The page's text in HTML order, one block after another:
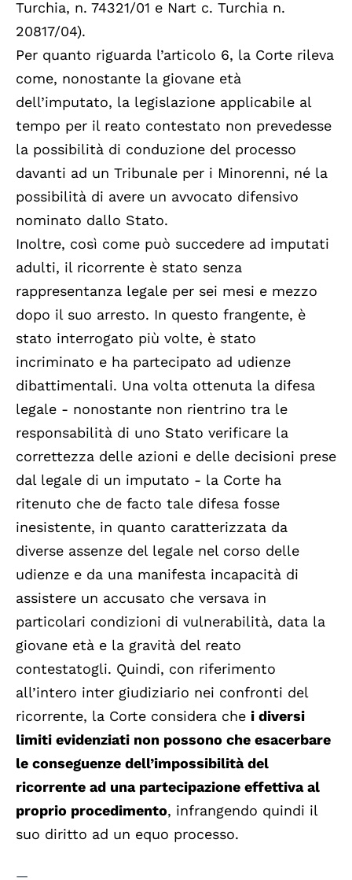
Turchia, n. 74321/01 e Nart c. Turchia n.
20817/04).
Per quanto riguarda l’articolo 6, la Corte rileva
come, nonostante la giovane età
dell’imputato, la legislazione applicabile al
tempo per il reato contestato non prevedesse
la possibilità di conduzione del processo
davanti ad un Tribunale per i Minorenni, né la
possibilità di avere un avvocato difensivo
nominato dallo Stato.
Inoltre, così come può succedere ad imputati
adulti, il ricorrente è stato senza
rappresentanza legale per sei mesi e mezzo
dopo il suo arresto. In questo frangente, è
stato interrogato più volte, è stato
incriminato e ha partecipato ad udienze
dibattimentali. Una volta ottenuta la difesa
legale - nonostante non rientrino tra le
responsabilità di uno Stato verificare la
correttezza delle azioni e delle decisioni prese
dal legale di un imputato - la Corte ha
ritenuto che de facto tale difesa fosse
inesistente, in quanto caratterizzata da
diverse assenze del legale nel corso delle
udienze e da una manifesta incapacità di
assistere un accusato che versava in
particolari condizioni di vulnerabilità, data la
giovane età e la gravità del reato
contestatogli. Quindi, con riferimento
all’intero inter giudiziario nei confronti del
ricorrente, la Corte considera che i diversi
limiti evidenziati non possono che esacerbare
le conseguenze dell’impossibilità del
ricorrente ad una partecipazione effettiva al
proprio procedimento, infrangendo quindi il
suo diritto ad un equo processo.